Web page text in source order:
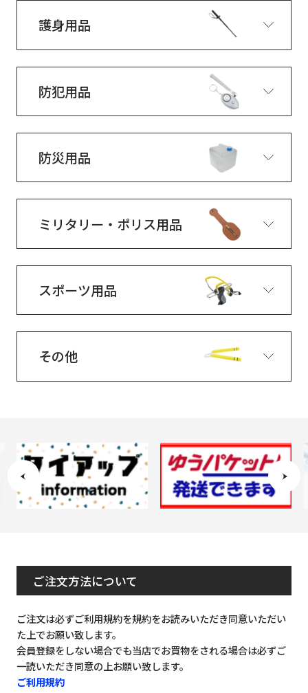
護身用品
防犯用品
防災用品
ミリタリー・ポリス用品
スポーツ用品
その他
ご注文方法について
ご注文は必ずご利用規約を規約をお読みいただき同意いただい
た上でお願い致します。
会員登録をしない場合でも当店でお買物をされる場合は必ずご
一読いただき同意の上お願い致します。
ご利用規約